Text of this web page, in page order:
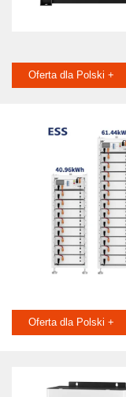
Oferta dla Polski +
Oferta dla Polski +